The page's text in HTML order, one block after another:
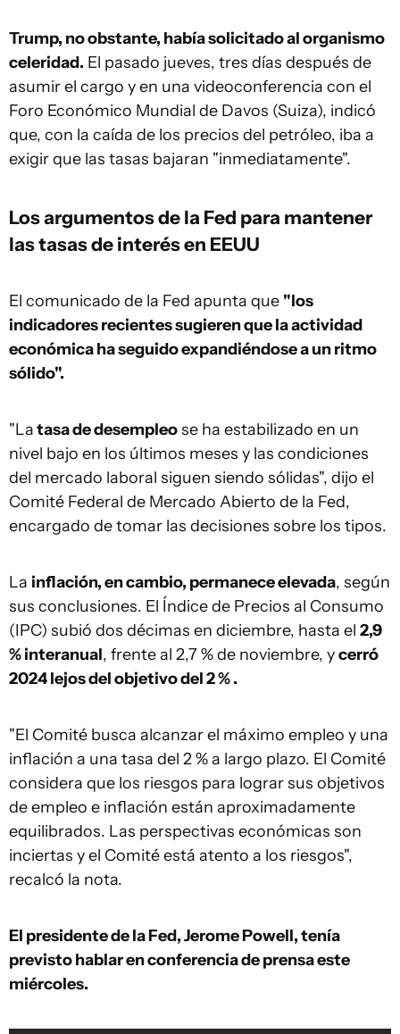
Trump, no obstante, había solicitado al organismo
celeridad. El pasado jueves, tres días después de
asumir el cargo y en una videoconferencia con el
Foro Económico Mundial de Davos (Suiza), indicó
que, con la caída de los precios del petróleo, iba a
exigir que las tasas bajaran "inmediatamente".
Los argumentos de la Fed para mantener
las tasas de interés en EEUU
El comunicado de la Fed apunta que "los
indicadores recientes sugieren que la actividad
económica ha seguido expandiéndose a un ritmo
sólido".
"Latasa de desempleose ha estabilizado en un
nivel bajo en los últimos meses y las condiciones
del mercado laboral siguen siendo sólidas", dijo el
Comité Federal de Mercado Abierto de la Fed,
encargado de tomar las decisiones sobre los tipos.
La inflación, en cambio, permanece elevada, según
sus conclusiones. El Índice de Precios al Consumo
(IPC) subió dos décimas en diciembre, hasta el 2,9
% interanual, frente al 2,7 % de noviembre, ycerró
2024 lejos del objetivo del 2 % .
"El Comité busca alcanzar el máximo empleo y una
inflación a una tasa del 2 % a largo plazo. El Comité
considera que los riesgos para lograr sus objetivos
de empleo e inflación están aproximadamente
equilibrados. Las perspectivas económicas son
inciertas y el Comité está atento a los riesgos",
recalcó la nota.
El presidente de la Fed, Jerome Powell, tenía
previsto hablar en conferencia de prensa este
miércoles.